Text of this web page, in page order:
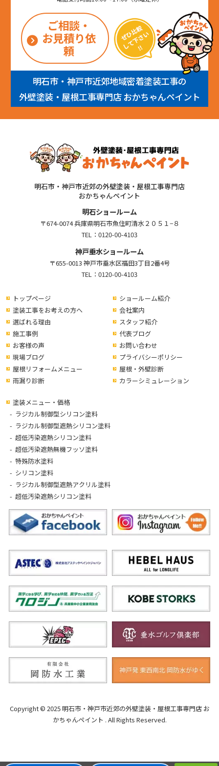
ご相談・
お見積り依
頼
明石市・神戸市近郊地域密着塗装工事の
外壁塗装・屋根工事専門店 おかちゃんペイント
明石市・神戸市近郊の外壁塗装・屋根工事専門店
おかちゃんペイント
明石ショールーム
〒674-0074 兵庫県明石市魚住町清水２０５１−８
TEL： 0120-00-4103
神戸垂水ショールーム
〒655-0013 神戸市垂水区福田3丁目2番4号
TEL： 0120-00-4103
トップページ
塗装工事をお考えの方へ
選ばれる理由
ショールーム紹介
会社案内
スタッフ紹介
施工事例
お客様の声
現場ブログ
代表ブログ
お問い合わせ
プライバシーポリシー
屋根リフォームメニュー
雨漏り診断
屋根・外壁診断
カラーシミュレーション
塗装メニュー・価格
ラジカル制御型シリコン塗料
ラジカル制御型遮熱シリコン塗料
超低汚染遮熱シリコン塗料
超低汚染遮熱無機フッソ塗料
特殊防水塗料
シリコン塗料
ラジカル制御型遮熱アクリル塗料
超低汚染遮熱シリコン塗料
Copyright © 2025 明石市・神戸市近郊の外壁塗装・屋根工事専門店 お
かちゃんペイント . All Rights Reserved.